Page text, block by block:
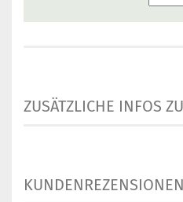
ZUSÄTZLICHE INFOS